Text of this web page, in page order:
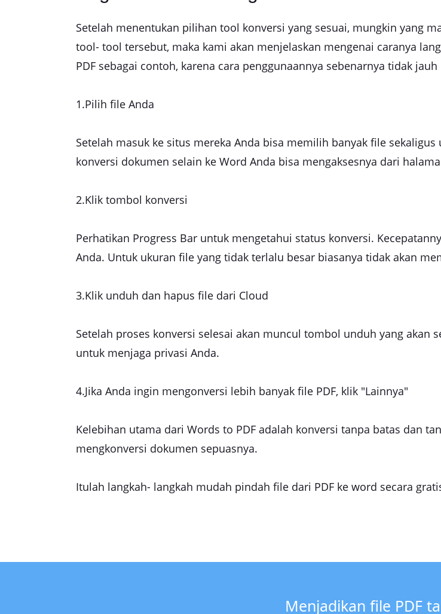
Setelah menentukan pilihan tool konversi yang sesuai, mungkin yang
tool- tool tersebut, maka kami akan menjelaskan mengenai caranya
PDF sebagai contoh, karena cara penggunaannya sebenarnya tidak jauh
1.Pilih file Anda
Setelah masuk ke situs mereka Anda bisa memilih banyak file
konversi dokumen selain ke Word Anda bisa mengaksesnya dari
2.Klik tombol konversi
Perhatikan Progress Bar untuk mengetahui status konversi.
Anda. Untuk ukuran file yang tidak terlalu besar biasanya tidak akan
3.Klik unduh dan hapus file dari Cloud
Setelah proses konversi selesai akan muncul tombol unduh yang akan
untuk menjaga privasi Anda.
4.Jika Anda ingin mengonversi lebih banyak file PDF, klik "Lainnya"
Kelebihan utama dari Words to PDF adalah konversi tanpa batas dan
mengkonversi dokumen sepuasnya.
Itulah langkah- langkah mudah pindah file dari PDF ke word secara
Menjadikan file PDF